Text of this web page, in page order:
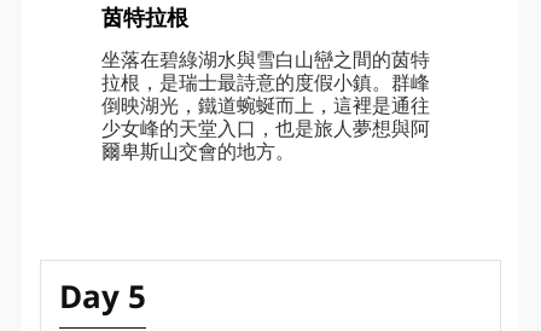
茵特拉根
坐落在碧綠湖水與雪白山巒之間的茵特
拉根，是瑞士最詩意的度假小鎮。群峰
倒映湖光，鐵道蜿蜒而上，這裡是通往
少女峰的天堂入口，也是旅人夢想與阿
爾卑斯山交會的地方。
Day 5